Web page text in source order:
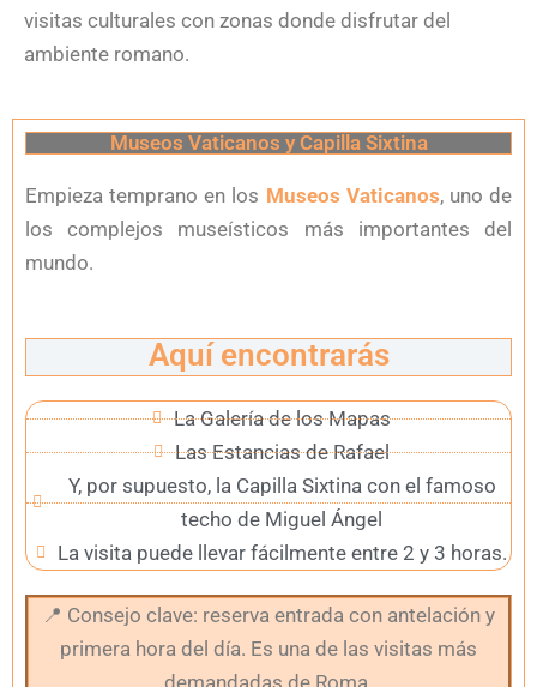
visitas culturales con zonas donde disfrutar del
ambiente romano.
Museos Vaticanos y Capilla Sixtina
Empieza temprano en los Museos Vaticanos, uno de
los complejos museísticos más importantes del
mundo.
Aquí encontrarás
La Galería de los Mapas
Las Estancias de Rafael
Y, por supuesto, la Capilla Sixtina con el famoso
techo de Miguel Ángel
La visita puede llevar fácilmente entre 2 y 3 horas.
📍 Consejo clave: reserva entrada con antelación y
primera hora del día. Es una de las visitas más